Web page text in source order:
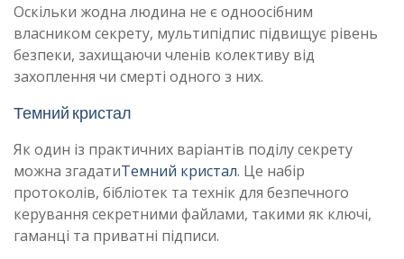
Оскільки жодна людина не є одноосібним
власником секрету, мультипідпис підвищує рівень
безпеки, захищаючи членів колективу від
захоплення чи смерті одного з них.
Темний кристал
Як один із практичних варіантів поділу секрету
можна згадатиТемний кристал. Це набір
протоколів, бібліотек та технік для безпечного
керування секретними файлами, такими як ключі,
гаманці та приватні підписи.